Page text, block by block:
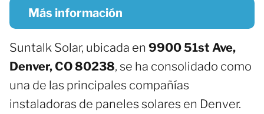
Más información
Suntalk Solar, ubicada en 9900 51st Ave,
Denver, CO 80238, se ha consolidado como
una de las principales compañías
instaladoras de paneles solares en Denver.